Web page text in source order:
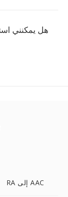
RA إلى AAC